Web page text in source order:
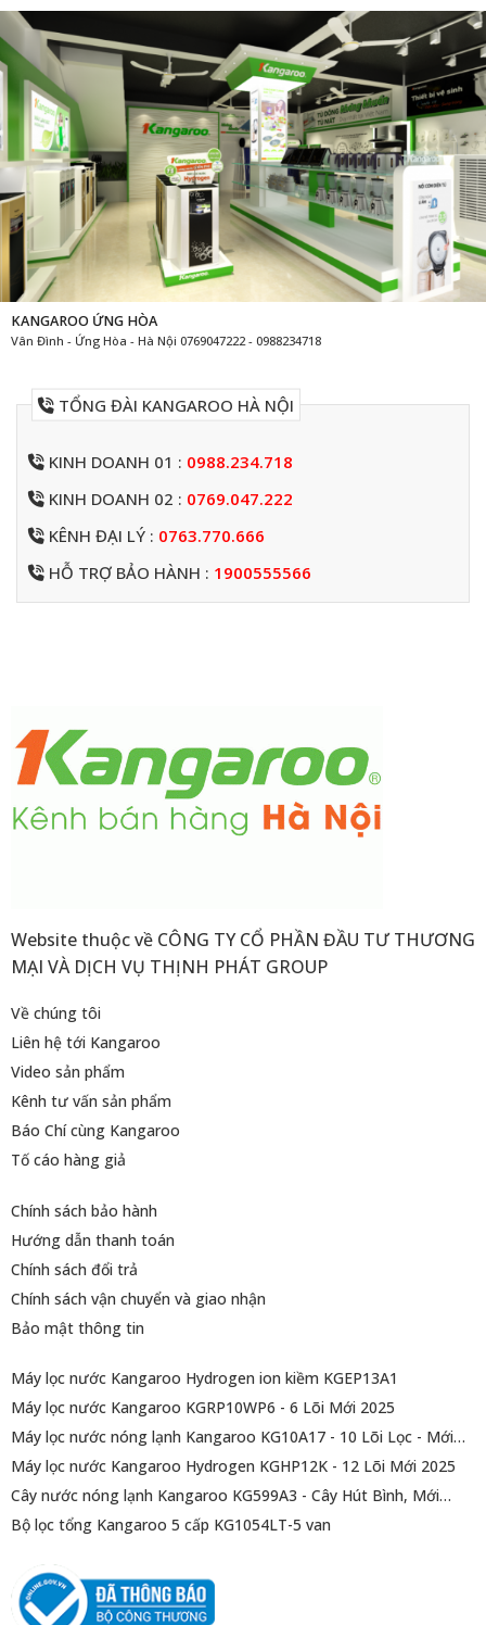
KANGAROO ỨNG HÒA
Vân Đình - Ứng Hòa - Hà Nội 0769047222 - 0988234718
TỔNG ĐÀI KANGAROO HÀ NỘI
KINH DOANH 01 : 0988.234.718
KINH DOANH 02 : 0769.047.222
KÊNH ĐẠI LÝ : 0763.770.666
HỖ TRỢ BẢO HÀNH : 1900555566
Website thuộc về CÔNG TY CỔ PHẦN ĐẦU TƯ THƯƠNG
MẠI VÀ DỊCH VỤ THỊNH PHÁT GROUP
Về chúng tôi
Liên hệ tới Kangaroo
Video sản phẩm
Kênh tư vấn sản phẩm
Báo Chí cùng Kangaroo
Tố cáo hàng giả
Chính sách bảo hành
Hướng dẫn thanh toán
Chính sách đổi trả
Chính sách vận chuyển và giao nhận
Bảo mật thông tin
Máy lọc nước Kangaroo Hydrogen ion kiềm KGEP13A1
Máy lọc nước Kangaroo KGRP10WP6 - 6 Lõi Mới 2025
Máy lọc nước nóng lạnh Kangaroo KG10A17 - 10 Lõi Lọc - Mới
2025
Máy lọc nước Kangaroo Hydrogen KGHP12K - 12 Lõi Mới 2025
Cây nước nóng lạnh Kangaroo KG599A3 - Cây Hút Bình, Mới
2025
Bộ lọc tổng Kangaroo 5 cấp KG1054LT-5 van